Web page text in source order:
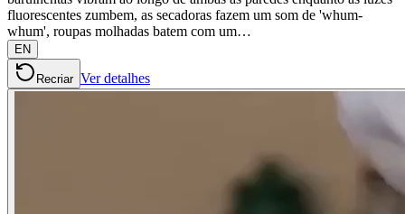
fluorescentes zumbem, as secadoras fazem um som de 'whum-
whum', roupas molhadas batem com um…
EN
Recriar Ver detalhes